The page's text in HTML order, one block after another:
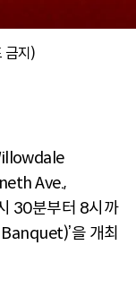
금지)
Ave.,
30분부터 8시까
을 개최